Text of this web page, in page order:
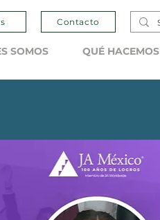
Contacto
SOMOS QUÉ HACEMOS